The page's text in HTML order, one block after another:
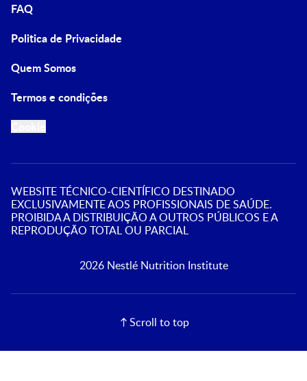
FAQ
Politica de Privacidade
Quem Somos
Termos e condições
WEBSITE TÉCNICO-CIENTÍFICO DESTINADO
EXCLUSIVAMENTE AOS PROFISSIONAIS DE SAÚDE.
PROIBIDA A DISTRIBUIÇÃO A OUTROS PÚBLICOS E A
REPRODUÇÃO TOTAL OU PARCIAL
2026 Nestlé Nutrition Institute
Scroll to top